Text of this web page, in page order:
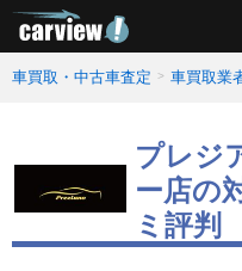
車買取・中古車査定 車買取業
プレジ
ー店の
ミ評判